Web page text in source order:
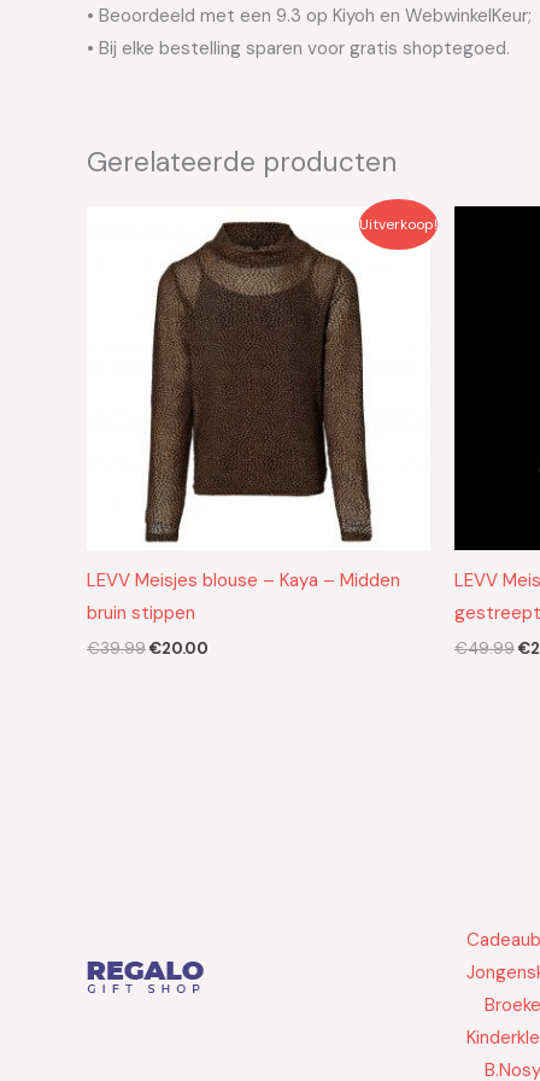
• Beoordeeld met een 9.3 op Kiyoh en WebwinkelKeur;
• Bij elke bestelling sparen voor gratis shoptegoed.
Gerelateerde producten
Uitverkoop!
LEVV Meisjes blouse – Kaya – Midden
bruin stippen
€39.99
was:
€39.99.
€20.00
prijs
is:
€20.00.
LEVV
gestreept
€49.99€
B.Nosy